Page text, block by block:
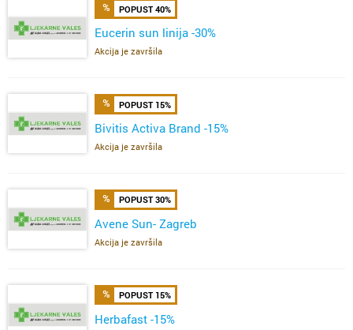
POPUST 40%
Eucerin sun linija -30%
Akcija je završila
POPUST 15%
Bivitis Activa Brand -15%
Akcija je završila
POPUST 30%
Avene Sun- Zagreb
Akcija je završila
POPUST 15%
Herbafast -15%